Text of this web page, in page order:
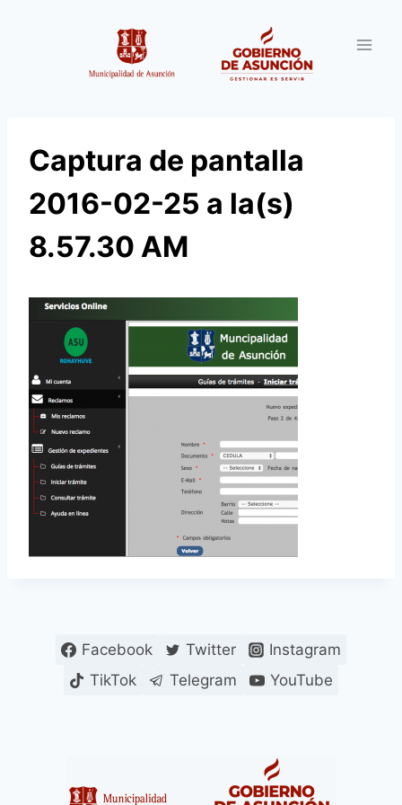
Captura de pantalla
2016-02-25 a la(s)
8.57.30 AM
Facebook Twitter
Instagram
TikTok
Telegram YouTube